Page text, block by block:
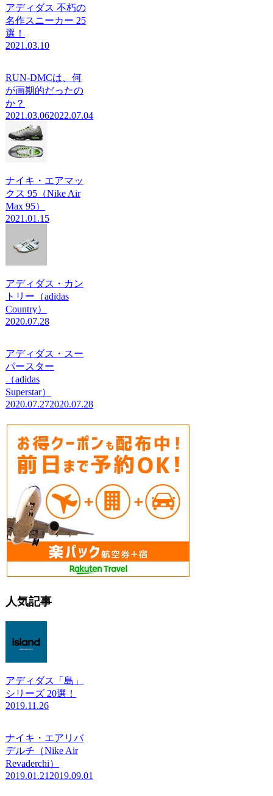
アディダス 不朽の
名作スニーカー 25
選！
2021.03.10
RUN-DMCは、何
が画期的だったの
か？
2021.03.062022.07.04
ナイキ・エアマッ
クス 95（Nike Air
Max 95）
2021.01.15
アディダス・カン
トリー（adidas
Country）
2020.07.28
アディダス・スー
パースター
（adidas
Superstar）
2020.07.272020.07.28
人気記事
アディダス「島」
シリーズ 20選！
2019.11.26
ナイキ・エアリバ
デルチ（Nike Air
Revaderchi）
2019.01.21 2019.09.01